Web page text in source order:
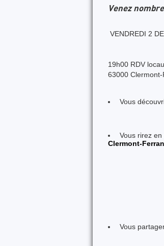
Venez
VENDREDI 2
19h00 RDV
63000
Vous
Vous rirez en
Clermont-
Vous